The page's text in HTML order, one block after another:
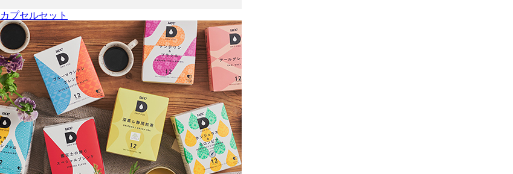
カプセルセット